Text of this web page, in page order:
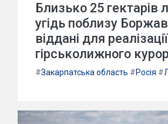
Близько 25 гектарів
угідь поблизу
віддані для
гірськолижного
#Закарпатська область #Росія #